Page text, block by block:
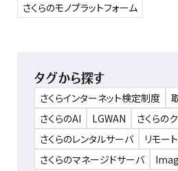
さくらのモノプラットフォーム
タグから探す
さくらインターネット検定制度
さくらのAI
LGWAN
さくらの
さくらのレンタルサーバ
リモー
さくらのマネージドサーバ